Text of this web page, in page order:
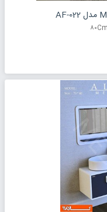
درخواست قیمت محصول